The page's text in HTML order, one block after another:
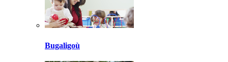
Bugaligoù